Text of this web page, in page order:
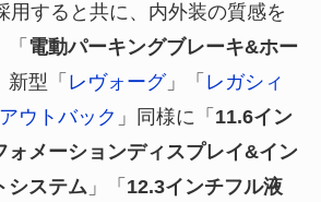
用すると共に、内外装の質感を
電動パーキングブレーキ&ホー
新型「 レヴォーグ」「 レガシィ
ウトバック 」同様に「 11.6イン
ォメーションディスプレイ&イン
システム」「 12.3インチフル液